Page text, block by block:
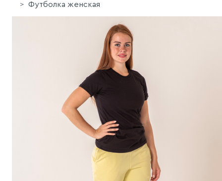
Футболка женская